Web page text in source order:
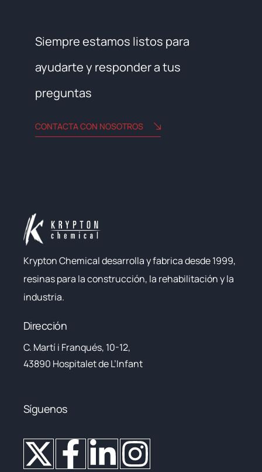
Siempre estamos listos para
ayudarte y responder a tus
preguntas
CONTACTA CON NOSOTROS
Krypton Chemical desarrolla y fabrica desde 1999,
resinas para la construcción, la rehabilitación y la
industria.
Dirección
C. Martí i Franqués, 10-12,
43890 Hospitalet de L’Infant
Síguenos